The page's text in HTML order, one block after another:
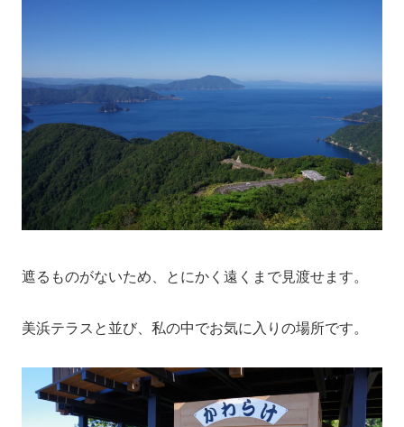
遮るものがないため、とにかく遠くまで見渡せます。
美浜テラスと並び、私の中でお気に入りの場所です。